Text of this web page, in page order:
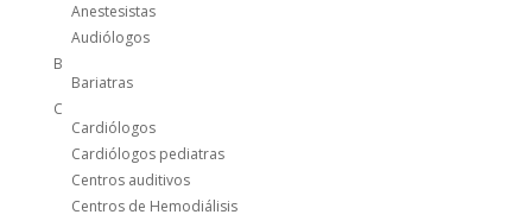
Anestesistas
Audiólogos
B
Bariatras
C
Cardiólogos
Cardiólogos pediatras
Centros auditivos
Centros de Hemodiálisis